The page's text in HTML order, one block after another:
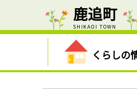
鹿追町
SHIKAOI TOWN
くらしの